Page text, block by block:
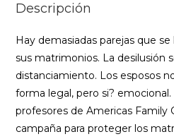
Descripción
Hay demasiadas parejas que
sus matrimonios. La desilusión
distanciamiento. Los esposos
forma legal, pero si?
profesores de Americas Family
campaña para proteger los